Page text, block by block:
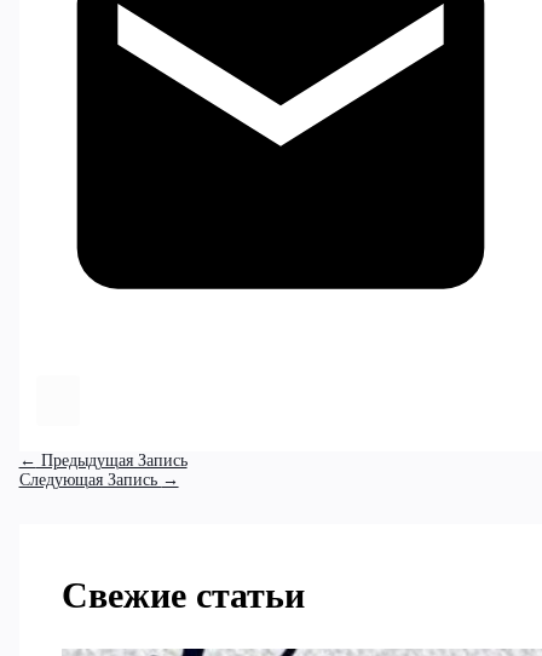
← Предыдущая Запись
Следующая Запись →
Свежие статьи